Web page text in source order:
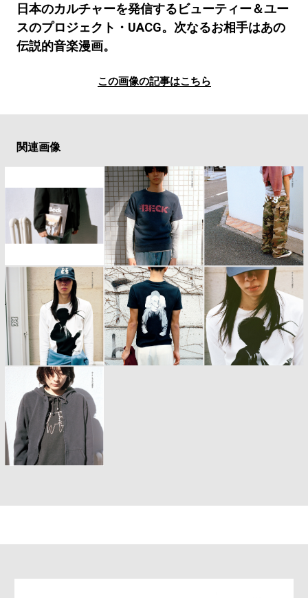
日本のカルチャーを発信するビューティー＆ユー
スのプロジェクト・UACG。次なるお相手はあの
伝説的音楽漫画。
この画像の記事はこちら
関連画像